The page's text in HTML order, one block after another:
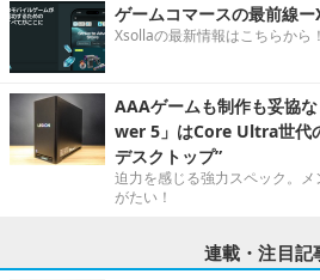
ゲームコマースの最前線
Xsollaの最新情報はこちらから！
AAAゲームも制作も妥協
wer 5」はCore Ultra世代
デスクトップ”
迫力を感じる強力スペック。
がたい！
連載・注目記